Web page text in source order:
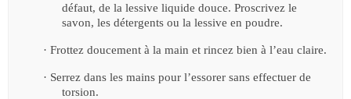
défaut, de la lessive liquide douce. Proscrivez le
savon, les détergents ou la lessive en poudre.
· Frottez doucement à la main et rincez bien à l’eau claire.
· Serrez dans les mains pour l’essorer sans effectuer de
torsion.